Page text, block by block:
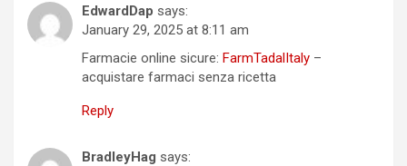
EdwardDap says:
January 29, 2025 at 8:11 am
Farmacie online sicure: FarmTadalItaly –
acquistare farmaci senza ricetta
Reply
BradleyHag says: